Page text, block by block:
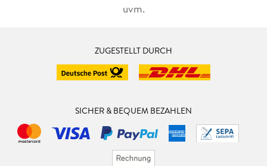
uvm.
ZUGESTELLT DURCH
SICHER & BEQUEM BEZAHLEN